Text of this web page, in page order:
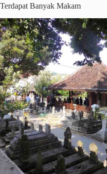
Terdapat Banyak Makam